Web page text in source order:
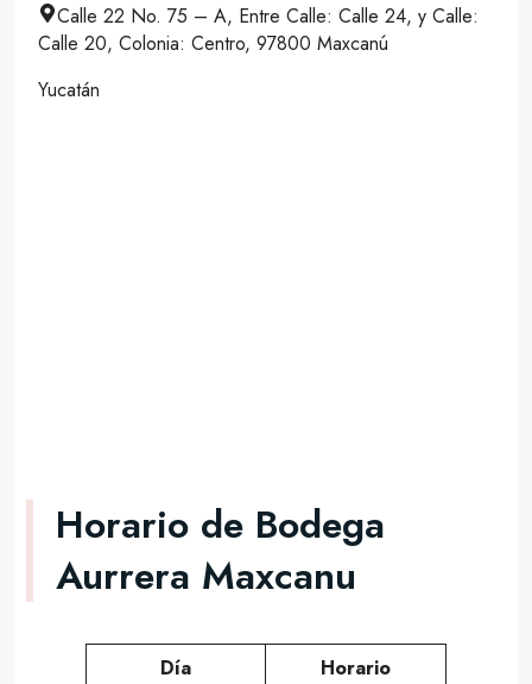
Calle 22 No. 75 – A, Entre Calle: Calle 24, y Calle:
Calle 20, Colonia: Centro, 97800 Maxcanú
Yucatán
Horario de Bodega
Aurrera Maxcanu
Día
Horario